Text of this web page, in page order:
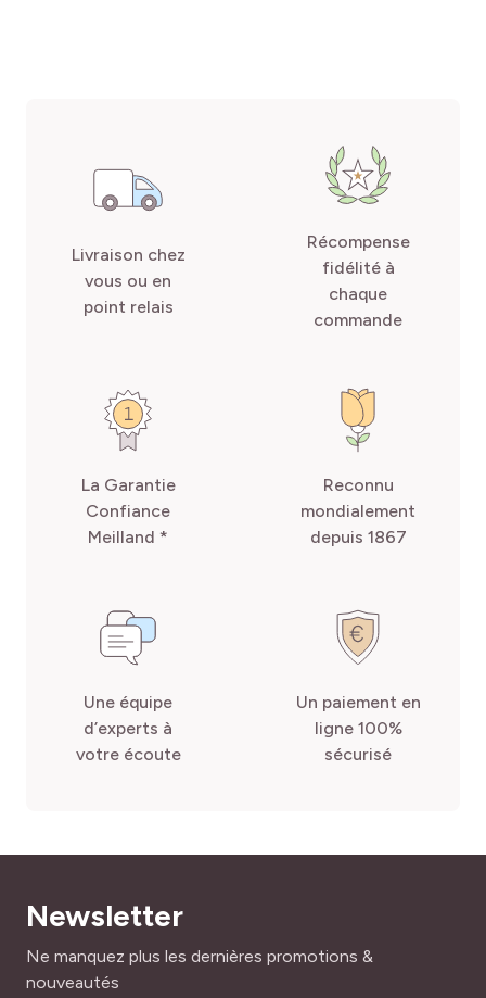
Livraison chez
vous ou en
point relais
Récompense
fidélité à
chaque
commande
La Garantie
Confiance
Meilland *
Reconnu
mondialement
depuis 1867
Une équipe
d’experts à
votre écoute
Un paiement en
ligne 100%
sécurisé
Newsletter
Adresse mail
Ne manquez plus les dernières promotions &
nouveautés